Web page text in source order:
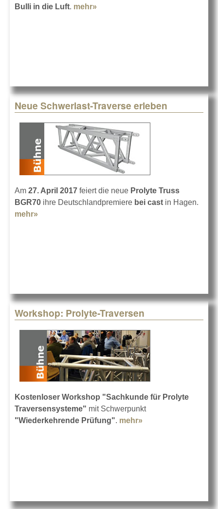
Bulli in die Luft. mehr»
Neue Schwerlast-Traverse erleben
Am 27. April 2017 feiert die neue Prolyte Truss
BGR70 ihre Deutschlandpremiere bei cast in Hagen.
mehr»
Workshop: Prolyte-Traversen
Kostenloser Workshop "Sachkunde für Prolyte
Traversensysteme" mit Schwerpunkt
"Wiederkehrende Prüfung". mehr»